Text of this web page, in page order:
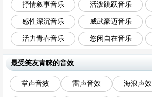
抒情叙事音乐 活泼跳跃音乐
感性深沉音乐 威武豪迈音乐
活力青春音乐 悠闲自在音乐
最受笑友青睐的音效
掌声音效 雷声音效 海浪声效